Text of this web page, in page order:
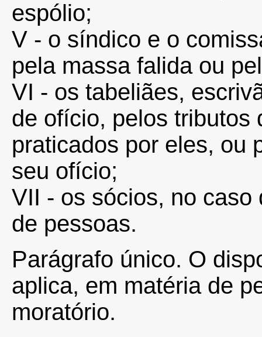
espólio;
V - o síndico e o
pela massa falida ou
VI - os tabeliães,
de ofício, pelos tributos
praticados por eles, ou
seu ofício;
VII - os sócios, no
de pessoas.
Parágrafo único. O
aplica, em matéria de
moratório.